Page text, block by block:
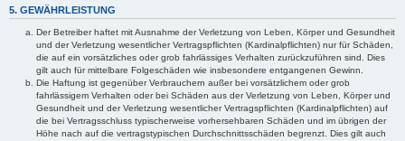
5. GEWÄHRLEISTUNG
Der Betreiber haftet mit Ausnahme der Verletzung von Leben, Körper und Gesundheit
und der Verletzung wesentlicher Vertragspflichten (Kardinalpflichten) nur für Schäden,
die auf ein vorsätzliches oder grob fahrlässiges Verhalten zurückzuführen sind. Dies
gilt auch für mittelbare Folgeschäden wie insbesondere entgangenen Gewinn.
Die Haftung ist gegenüber Verbrauchern außer bei vorsätzlichem oder grob
fahrlässigem Verhalten oder bei Schäden aus der Verletzung von Leben, Körper und
Gesundheit und der Verletzung wesentlicher Vertragspflichten (Kardinalpflichten) auf
die bei Vertragsschluss typischerweise vorhersehbaren Schäden und im übrigen der
Höhe nach auf die vertragstypischen Durchschnittsschäden begrenzt. Dies gilt auch